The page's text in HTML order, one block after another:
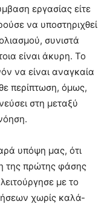
εργασίας είτε
να υποστηριχθεί
συνιστά
είναι άκυρη. Το
να είναι αναγκαία
περίπτωση, όμως,
στη μεταξύ
υπόψη μας, ότι
της πρώτης φάσης
με το
χωρίς καλά-